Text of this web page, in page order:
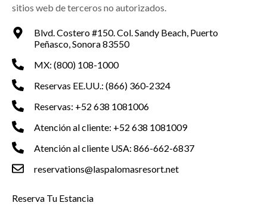
sitios web de terceros no autorizados.
Blvd. Costero #150. Col. Sandy Beach, Puerto
Peñasco, Sonora 83550
MX: (800) 108-1000
Reservas EE.UU.: (866) 360-2324
Reservas: +52 638 1081006
Atención al cliente: +52 638 1081009
Atención al cliente USA: 866-662-6837
reservations@laspalomasresort.net
Reserva Tu Estancia